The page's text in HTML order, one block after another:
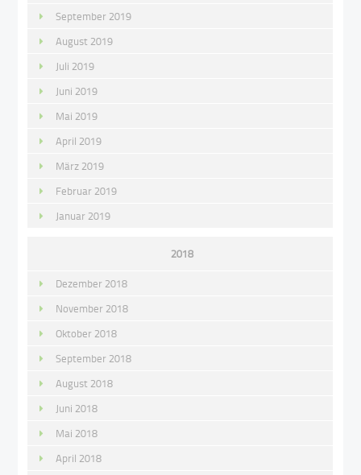
September 2019
August 2019
Juli 2019
Juni 2019
Mai 2019
April 2019
März 2019
Februar 2019
Januar 2019
2018
Dezember 2018
November 2018
Oktober 2018
September 2018
August 2018
Juni 2018
Mai 2018
April 2018